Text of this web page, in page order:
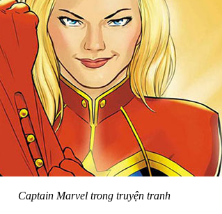
Captain Marvel trong truyện tranh